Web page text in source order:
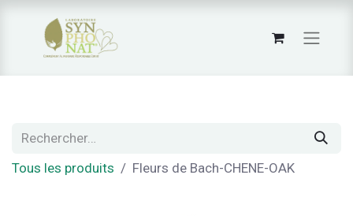
Tous les produits Fleurs de Bach-CHENE-OAK